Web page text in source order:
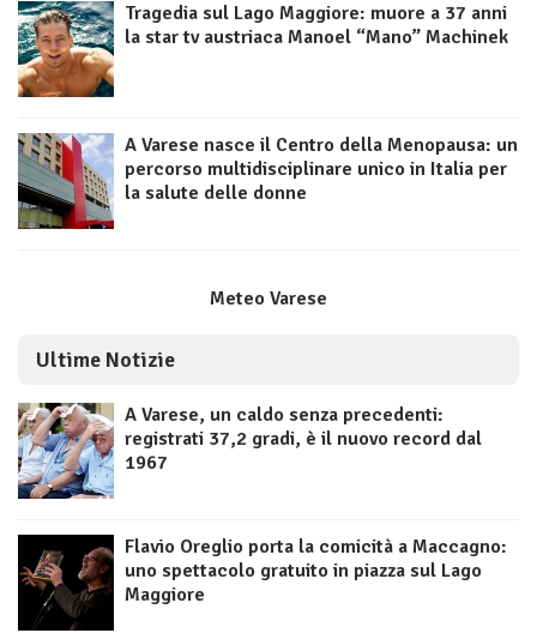
Tragedia sul Lago Maggiore: muore a 37 anni
la star tv austriaca Manoel “Mano” Machinek
A Varese nasce il Centro della Menopausa: un
percorso multidisciplinare unico in Italia per
la salute delle donne
Meteo Varese
Ultime Notizie
A Varese, un caldo senza precedenti:
registrati 37,2 gradi, è il nuovo record dal
1967
Flavio Oreglio porta la comicità a Maccagno:
uno spettacolo gratuito in piazza sul Lago
Maggiore